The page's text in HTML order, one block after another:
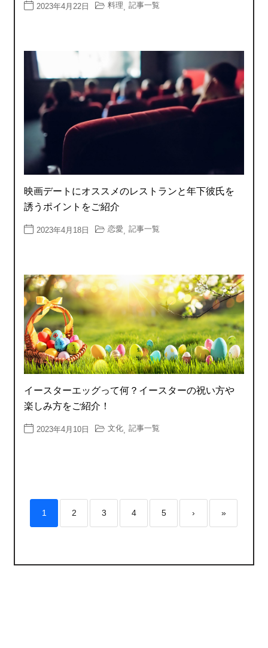
2023年4月22日 料理 記事一覧
映画デートにオススメのレストランと年下彼氏を
誘うポイントをご紹介
2023年4月18日 恋愛 記事一覧
イースターエッグって何？イースターの祝い方や
楽しみ方をご紹介！
2023年4月10日 文化 記事一覧
1 2 3 4 5 › »